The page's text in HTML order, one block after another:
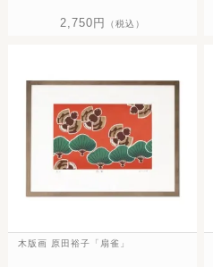
2,750円 （税込）
木版画 原田裕子「扇雀」